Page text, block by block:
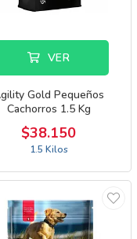
VER
Gold Pequeños
Cachorros 1.5 Kg
$38.150
1.5 Kilos